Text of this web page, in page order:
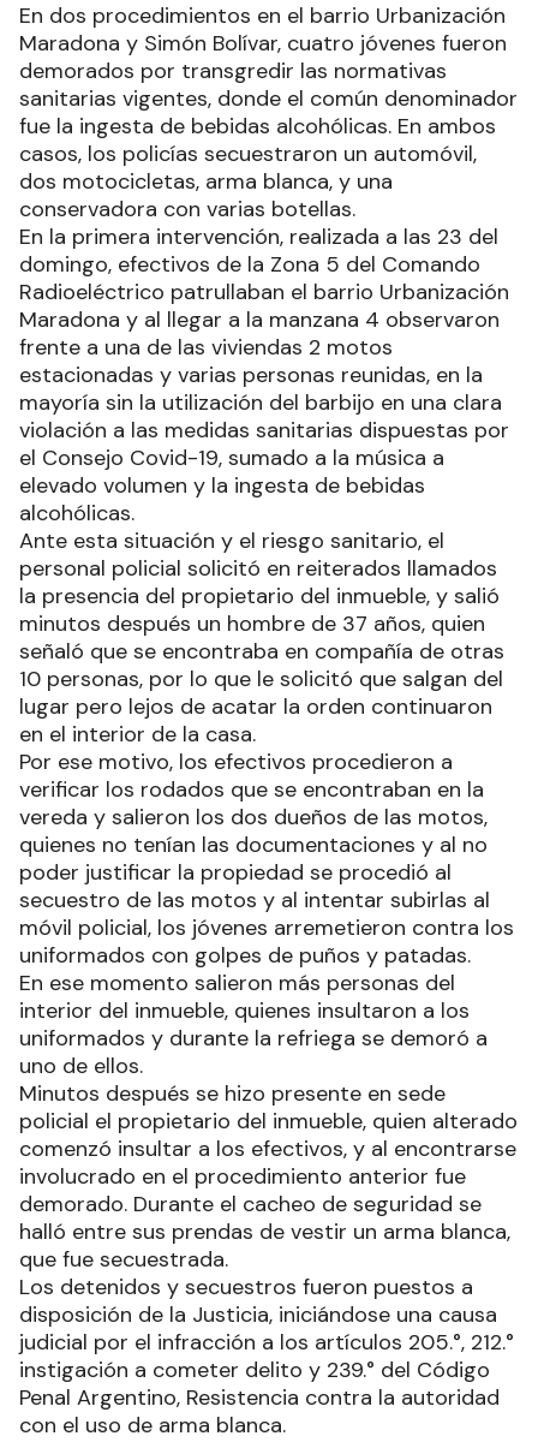
En dos procedimientos en el barrio Urbanización
Maradona y Simón Bolívar, cuatro jóvenes fueron
demorados por transgredir las normativas
sanitarias vigentes, donde el común denominador
fue la ingesta de bebidas alcohólicas. En ambos
casos, los policías secuestraron un automóvil,
dos motocicletas, arma blanca, y una
conservadora con varias botellas.
En la primera intervención, realizada a las 23 del
domingo, efectivos de la Zona 5 del Comando
Radioeléctrico patrullaban el barrio Urbanización
Maradona y al llegar a la manzana 4 observaron
frente a una de las viviendas 2 motos
estacionadas y varias personas reunidas, en la
mayoría sin la utilización del barbijo en una clara
violación a las medidas sanitarias dispuestas por
el Consejo Covid-19, sumado a la música a
elevado volumen y la ingesta de bebidas
alcohólicas.
Ante esta situación y el riesgo sanitario, el
personal policial solicitó en reiterados llamados
la presencia del propietario del inmueble, y salió
minutos después un hombre de 37 años, quien
señaló que se encontraba en compañía de otras
10 personas, por lo que le solicitó que salgan del
lugar pero lejos de acatar la orden continuaron
en el interior de la casa.
Por ese motivo, los efectivos procedieron a
verificar los rodados que se encontraban en la
vereda y salieron los dos dueños de las motos,
quienes no tenían las documentaciones y al no
poder justificar la propiedad se procedió al
secuestro de las motos y al intentar subirlas al
móvil policial, los jóvenes arremetieron contra los
uniformados con golpes de puños y patadas.
En ese momento salieron más personas del
interior del inmueble, quienes insultaron a los
uniformados y durante la refriega se demoró a
uno de ellos.
Minutos después se hizo presente en sede
policial el propietario del inmueble, quien alterado
comenzó insultar a los efectivos, y al encontrarse
involucrado en el procedimiento anterior fue
demorado. Durante el cacheo de seguridad se
halló entre sus prendas de vestir un arma blanca,
que fue secuestrada.
Los detenidos y secuestros fueron puestos a
disposición de la Justicia, iniciándose una causa
judicial por el infracción a los artículos 205.°, 212.°
instigación a cometer delito y 239.° del Código
Penal Argentino, Resistencia contra la autoridad
con el uso de arma blanca.